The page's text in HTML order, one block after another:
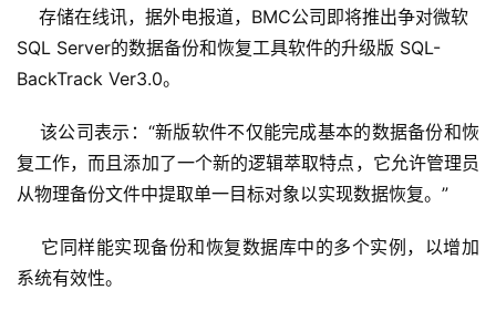
存储在线讯，据外电报道，BMC公司即将推出争对微软
SQL Server的数据备份和恢复工具软件的升级版 SQL-
BackTrack Ver3.0。
该公司表示：“新版软件不仅能完成基本的数据备份和恢
复工作，而且添加了一个新的逻辑萃取特点，它允许管理员
从物理备份文件中提取单一目标对象以实现数据恢复。”
它同样能实现备份和恢复数据库中的多个实例，以增加
系统有效性。